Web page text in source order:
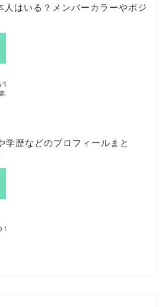
人はいる？メンバーカラーやポジ
学歴などのプロフィールまと